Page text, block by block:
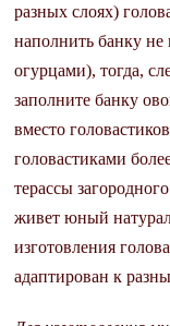
разных слоях)
наполнить банку не
огурцами), тогда,
заполните банку
вместо
головастиками
терассы
живет юный
изготовления
адаптирован к